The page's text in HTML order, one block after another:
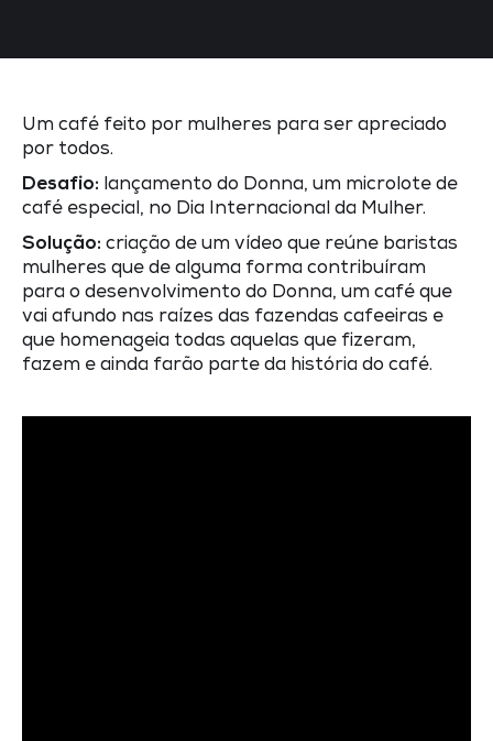
Um café feito por mulheres para ser apreciado
por todos.
Desafio: lançamento do Donna, um microlote de
café especial, no Dia Internacional da Mulher.
Solução: criação de um vídeo que reúne baristas
mulheres que de alguma forma contribuíram
para o desenvolvimento do Donna, um café que
vai afundo nas raízes das fazendas cafeeiras e
que homenageia todas aquelas que fizeram,
fazem e ainda farão parte da história do café.